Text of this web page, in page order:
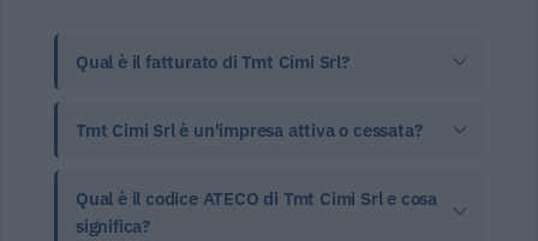
Qual è il fatturato di Tmt Cimi Srl?
Tmt Cimi Srl è un'impresa attiva o cessata?
Qual è il codice ATECO di Tmt Cimi Srl e cosa
significa?